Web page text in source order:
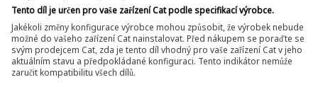
and assembly operations.
Tento díl je určen pro vaše zařízení Cat podle specifikací výrobce.
Jakékoli změny konfigurace výrobce mohou způsobit, že výrobek nebude
možné do vašeho zařízení Cat nainstalovat. Před nákupem se poraďte se
svým prodejcem Cat, zda je tento díl vhodný pro vaše zařízení Cat v jeho
aktuálním stavu a předpokládané konfiguraci. Tento indikátor nemůže
zaručit kompatibilitu všech dílů.